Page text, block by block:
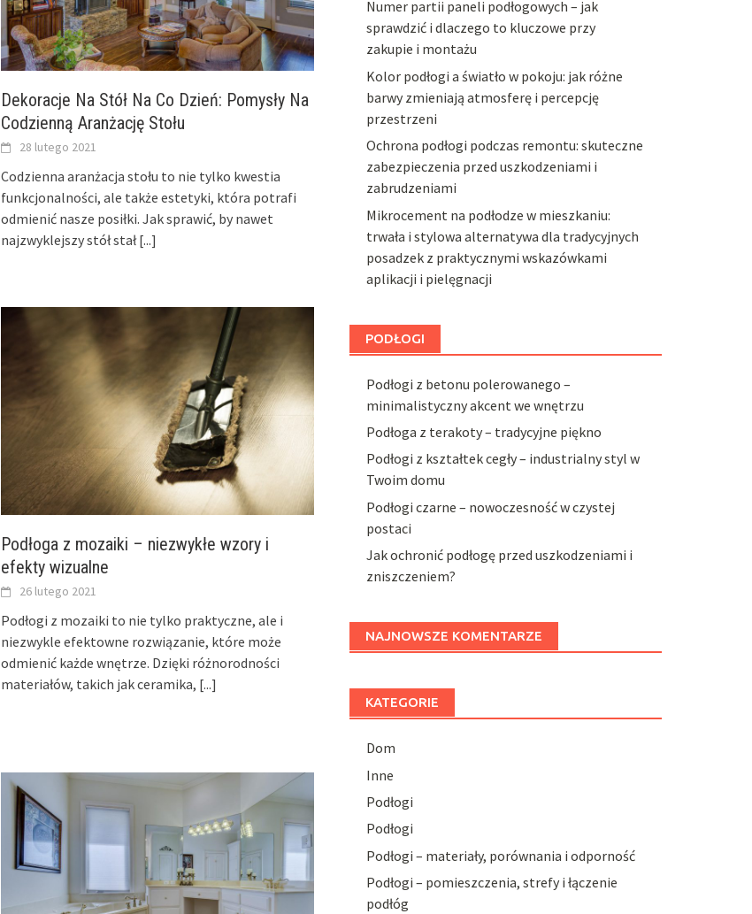
Dekoracje Na Stół Na Co Dzień: Pomysły Na
Codzienną Aranżację Stołu
28 lutego 2021
Codzienna aranżacja stołu to nie tylko kwestia
funkcjonalności, ale także estetyki, która potrafi
odmienić nasze posiłki. Jak sprawić, by nawet
najzwyklejszy stół stał[...]
Podłoga z mozaiki – niezwykłe wzory i
efekty wizualne
26 lutego 2021
Podłogi z mozaiki to nie tylko praktyczne, ale i
niezwykle efektowne rozwiązanie, które może
odmienić każde wnętrze. Dzięki różnorodności
materiałów, takich jak ceramika, [...]
Numer partii paneli podłogowych – jak
sprawdzić i dlaczego to kluczowe przy
zakupie i montażu
Kolor podłogi a światło w pokoju: jak różne
barwy zmieniają atmosferę i percepcję
przestrzeni
Ochrona podłogi podczas remontu: skuteczne
zabezpieczenia przed uszkodzeniami i
zabrudzeniami
Mikrocement na podłodze w mieszkaniu:
trwała i stylowa alternatywa dla tradycyjnych
posadzek z praktycznymi wskazówkami
aplikacji i pielęgnacji
PODŁOGI
Podłogi z betonu polerowanego –
minimalistyczny akcent we wnętrzu
Podłoga z terakoty – tradycyjne piękno
Podłogi z kształtek cegły – industrialny styl w
Twoim domu
Podłogi czarne – nowoczesność w czystej
postaci
Jak ochronić podłogę przed uszkodzeniami i
zniszczeniem?
NAJNOWSZE KOMENTARZE
KATEGORIE
Dom
Inne
Podłogi
Podłogi
Podłogi – materiały, porównania i odporność
Podłogi – pomieszczenia, strefy i łączenie
podłóg